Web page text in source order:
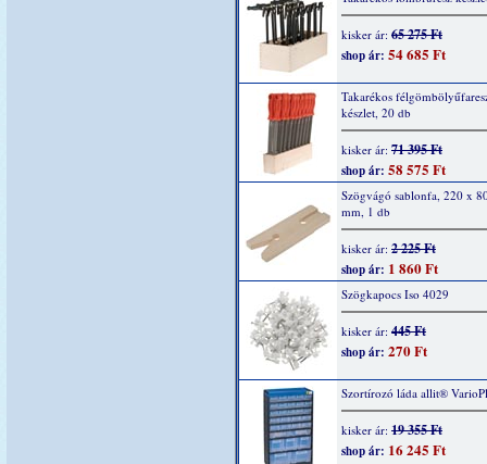
kisker ár: 65 275 Ft
shop ár: 54 685 Ft
Takarékos
készlet, 20 db
kisker ár: 71 395 Ft
shop ár: 58 575 Ft
Szögvágó sablonfa, 220 x
mm, 1 db
kisker ár: 2 225 Ft
shop ár: 1 860 Ft
Szögkapocs Iso 4029
kisker ár: 445 Ft
shop ár: 270 Ft
Szortírozó láda allit®
kisker ár: 19 355 Ft
shop ár: 16 245 Ft